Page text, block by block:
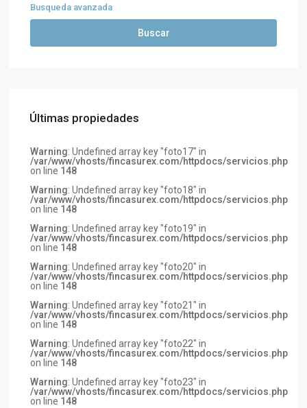
Busqueda avanzada
Buscar
Últimas propiedades
Warning: Undefined array key "foto17" in
/var/www/vhosts/fincasurex.com/httpdocs/servicios.php
on line 148
Warning: Undefined array key "foto18" in
/var/www/vhosts/fincasurex.com/httpdocs/servicios.php
on line 148
Warning: Undefined array key "foto19" in
/var/www/vhosts/fincasurex.com/httpdocs/servicios.php
on line 148
Warning: Undefined array key "foto20" in
/var/www/vhosts/fincasurex.com/httpdocs/servicios.php
on line 148
Warning: Undefined array key "foto21" in
/var/www/vhosts/fincasurex.com/httpdocs/servicios.php
on line 148
Warning: Undefined array key "foto22" in
/var/www/vhosts/fincasurex.com/httpdocs/servicios.php
on line 148
Warning: Undefined array key "foto23" in
/var/www/vhosts/fincasurex.com/httpdocs/servicios.php
on line 148